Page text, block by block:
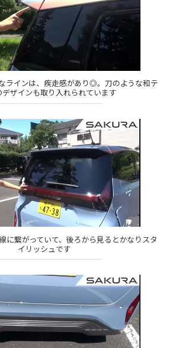
ラインは、疾走感があり◎。刀のような和テ
デザインも取り入れられています
に繋がっていて、後ろから見るとかなりスタ
イリッシュです